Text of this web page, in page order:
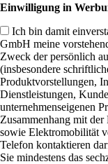
Einwilligung in
Ich bin damit
GmbH meine
Zweck der persönlich
(insbesondere
Produktvorstellungen,
Dienstleistungen,
unternehmenseigenen
Zusammenhang mit
sowie Elektromobilität
Telefon kontaktieren
Sie mindestens das